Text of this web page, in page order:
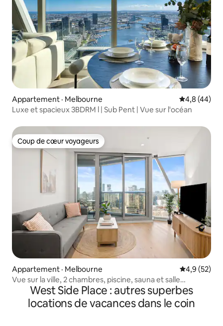
Appartement · Melbourne Note
4,8 (44)
Luxe et spacieux 3BDRM l | Sub Pent | Vue sur l'océan
Coup de cœur voyageurs
Coup de cœur voyageurs
Appartement · Melbourne Note
4,9 (52)
Vue sur la ville, 2 chambres, piscine, sauna et salle
d’entraînement
West Side Place : autres superbes
locations de vacances dans le coin